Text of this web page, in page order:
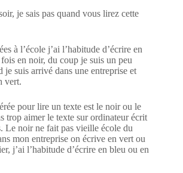
je sais pas quand vous lirez cette
à l’école j’ai l’habitude d’écrire en
en noir, du coup je suis un peu
je suis arrivé dans une entreprise et
vert.
pour lire un texte est le noir ou le
trop aimer le texte sur ordinateur écrit
Le noir ne fait pas vieille école du
mon entreprise on écrive en vert ou
j’ai l’habitude d’écrire en bleu ou en